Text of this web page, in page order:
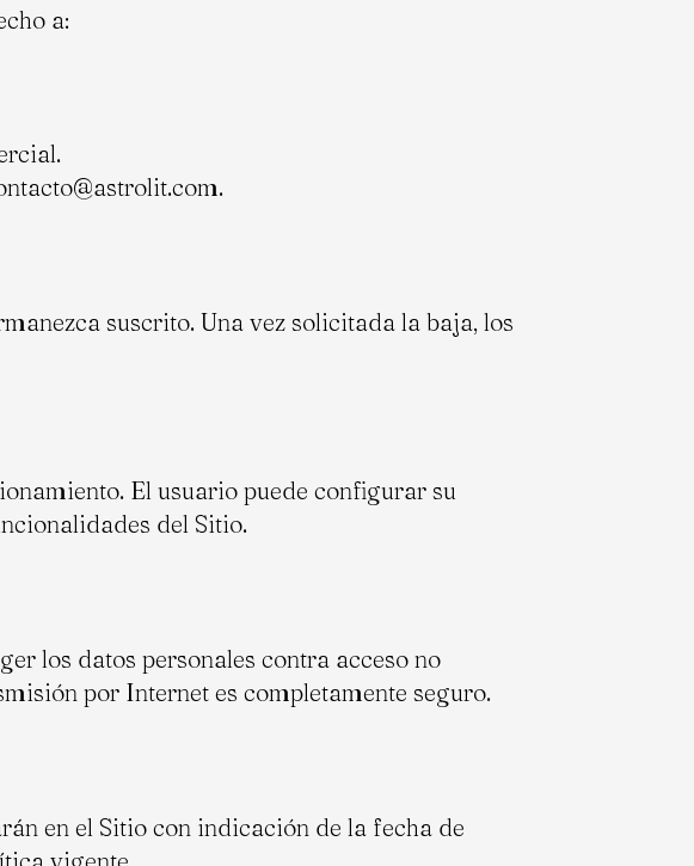
a:
suscrito. Una vez solicitada la baja, los
El usuario puede configurar su
del Sitio.
los datos personales contra acceso no
por Internet es completamente seguro.
en el Sitio con indicación de la fecha de